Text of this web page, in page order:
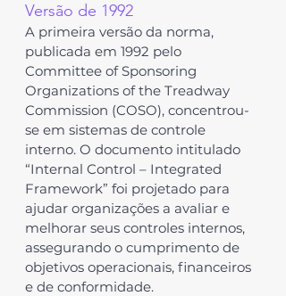
Versão de 1992
A primeira versão da norma,
publicada em 1992 pelo
Committee of Sponsoring
Organizations of the Treadway
Commission (COSO), concentrou-
se em sistemas de controle
interno. O documento intitulado
“Internal Control – Integrated
Framework” foi projetado para
ajudar organizações a avaliar e
melhorar seus controles internos,
assegurando o cumprimento de
objetivos operacionais, financeiros
e de conformidade.